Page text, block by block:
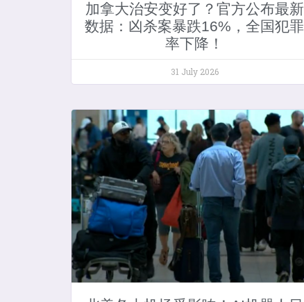
加拿大治安变好了？官方公布最新
数据：凶杀案暴跌16%，全国犯罪
率下降！
31 July 2026